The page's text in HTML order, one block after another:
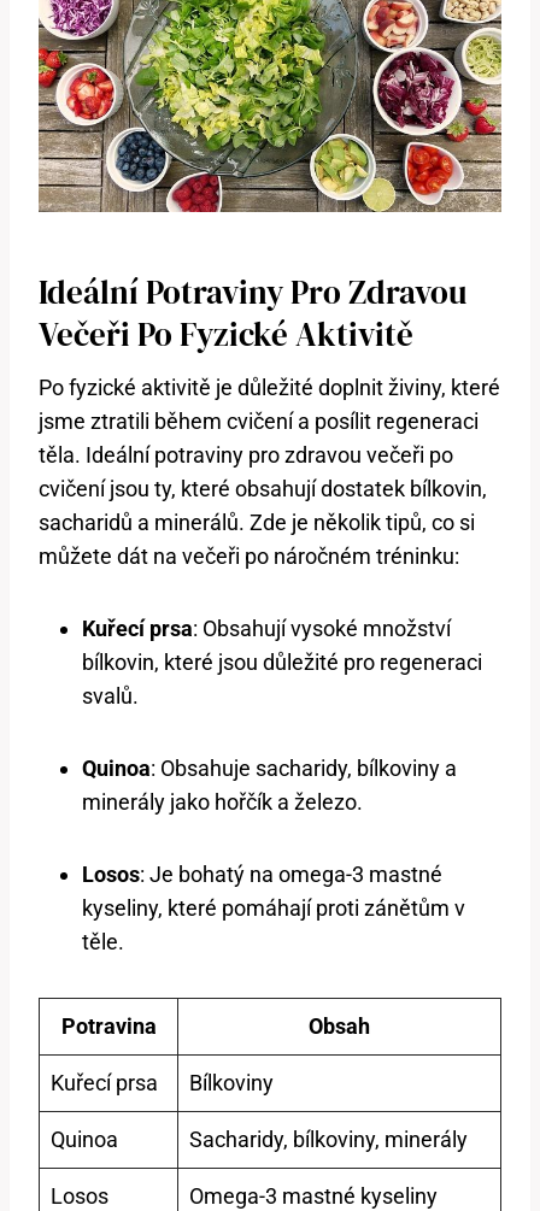
Ideální Potraviny Pro Zdravou
Večeři Po Fyzické Aktivitě
Po fyzické aktivitě je důležité doplnit živiny, které
jsme ztratili během cvičení a posílit regeneraci
těla. Ideální potraviny pro zdravou večeři po
cvičení jsou ty, které obsahují dostatek bílkovin,
sacharidů a minerálů. Zde je několik tipů, co si
můžete dát na večeři po náročném tréninku:
Kuřecí prsa: Obsahují vysoké množství
bílkovin, které jsou důležité pro regeneraci
svalů.
Quinoa: Obsahuje sacharidy, bílkoviny a
minerály jako hořčík a železo.
Losos: Je bohatý na omega-3 mastné
kyseliny, které pomáhají proti zánětům v
těle.
Potravina Obsah
Kuřecí prsa Bílkoviny
Quinoa Sacharidy, bílkoviny, minerály
Losos Omega-3 mastné kyseliny